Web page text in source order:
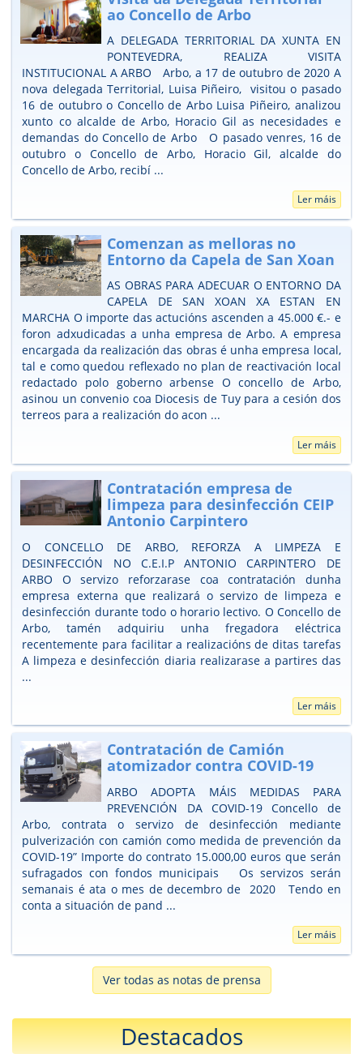
ao Concello de Arbo
A DELEGADA TERRITORIAL DA XUNTA EN
PONTEVEDRA, REALIZA VISITA
INSTITUCIONAL A ARBO Arbo, a 17 de outubro de 2020 A
nova delegada Territorial, Luisa Piñeiro, visitou o pasado
16 de outubro o Concello de Arbo Luisa Piñeiro, analizou
xunto co alcalde de Arbo, Horacio Gil as necesidades e
demandas do Concello de Arbo O pasado venres, 16 de
outubro o Concello de Arbo, Horacio Gil, alcalde do
Concello de Arbo, recibí ...
Ler máis
Comenzan as melloras no
Entorno da Capela de San Xoan
AS OBRAS PARA ADECUAR O ENTORNO DA
CAPELA DE SAN XOAN XA ESTAN EN
MARCHA O importe das actucións ascenden a 45.000 €.- e
foron adxudicadas a unha empresa de Arbo. A empresa
encargada da realización das obras é unha empresa local,
tal e como quedou reflexado no plan de reactivación local
redactado polo goberno arbense O concello de Arbo,
asinou un convenio coa Diocesis de Tuy para a cesión dos
terreos para a realización do acon ...
Ler máis
Contratación empresa de
limpeza para desinfección CEIP
Antonio Carpintero
O CONCELLO DE ARBO, REFORZA A LIMPEZA E
DESINFECCIÓN NO C.E.I.P ANTONIO CARPINTERO DE
ARBO O servizo reforzarase coa contratación dunha
empresa externa que realizará o servizo de limpeza e
desinfección durante todo o horario lectivo. O Concello de
Arbo, tamén adquiriu unha fregadora eléctrica
recentemente para facilitar a realizacións de ditas tarefas
A limpeza e desinfección diaria realizarase a partires das
...
Ler máis
Contratación de Camión
atomizador contra COVID-19
ARBO ADOPTA MÁIS MEDIDAS PARA
PREVENCIÓN DA COVID-19 Concello de
Arbo, contrata o servizo de desinfección mediante
pulverización con camión como medida de prevención da
COVID-19” Importe do contrato 15.000,00 euros que serán
sufragados con fondos municipais Os servizos serán
semanais é ata o mes de decembro de 2020 Tendo en
conta a situación de pand ...
Ler máis
Ver todas as notas de prensa
Destacados